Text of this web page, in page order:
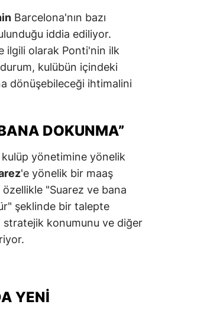
Barcelona'nın bazı
iddia ediliyor.
ilgili olarak Ponti'nin ilk
kulübün içindeki
dönüşebileceği ihtimalini
DOKUNMA”
kulüp yönetimine yönelik
'e yönelik bir maaş
özellikle "Suarez ve bana
şeklinde bir talepte
stratejik konumunu ve diğer
YENI